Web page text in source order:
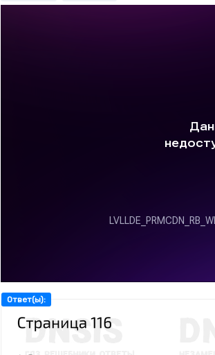
6. Сравни.
8. В одну банку пошло 450 г меда, а в
9. За 6 дней в столовой израсходовали
Ответ(ы):